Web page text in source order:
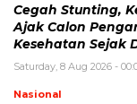
Cegah Stunting,
Ajak Calon
Kesehatan Sejak
Saturday, 8 Aug 2026 -
Nasional